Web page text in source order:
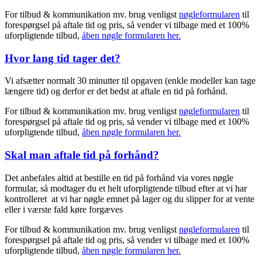
For tilbud & kommunikation mv. brug venligst nøgleformularen til
forespørgsel på aftale tid og pris, så vender vi tilbage med et 100%
uforpligtende tilbud, åben nøgle formularen her.
Hvor lang tid tager det?
Vi afsætter normalt 30 minutter til opgaven (enkle modeller kan tage
længere tid) og derfor er det bedst at aftale en tid på forhånd.
For tilbud & kommunikation mv. brug venligstnøgleformularen til
forespørgsel på aftale tid og pris, så vender vi tilbage med et 100%
uforpligtende tilbud, åben nøgle formularen her.
Skal man aftale tid på forhånd?
Det anbefales altid at bestille en tid på forhånd via vores nøgle
formular, så modtager du et helt uforpligtende tilbud efter at vi har
kontrolleret at vi har nøgle emnet på lager og du slipper for at vente
eller i værste fald køre forgæves
For tilbud & kommunikation mv. brug venligst nøgleformularen til
forespørgsel på aftale tid og pris, så vender vi tilbage med et 100%
uforpligtende tilbud, åben nøgle formularen her.